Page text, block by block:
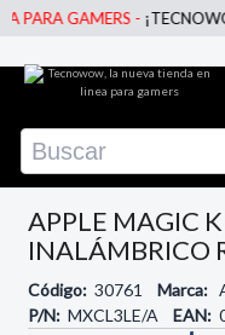
GAMERS -
APPLE MAGIC
INALÁMBRICO
Código: 30761 Marca:
P/N: MXCL3LE/A EAN: